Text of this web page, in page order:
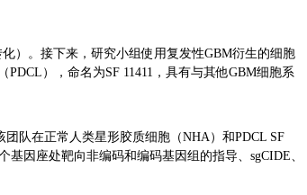
）。接下来，研究小组使用复发性GBM衍生的细胞
），命名为SF 11411，具有与其他GBM细胞系
队在正常人类星形胶质细胞（NHA）和PDCL SF
基因座处靶向非编码和编码基因组的指导、sgCIDE、